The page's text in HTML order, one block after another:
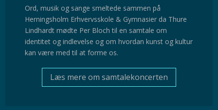
Ord, musik og sange smeltede sammen på
Herningsholm Erhvervsskole & Gymnasier da Thure
Lindhardt mødte Per Bloch til en samtale om
identitet og indlevelse og om hvordan kunst og kultur
kan være med til at forme os.
Læs mere om samtalekoncerten